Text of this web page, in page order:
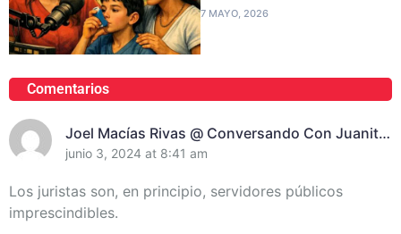
7 MAYO, 2026
Comentarios
Joel Macías Rivas @ Conversando Con Juanita
Randich, Presidenta De La Unión De Juristas En
junio 3, 2024 at 8:41 am
Los juristas son, en principio, servidores públicos
imprescindibles.